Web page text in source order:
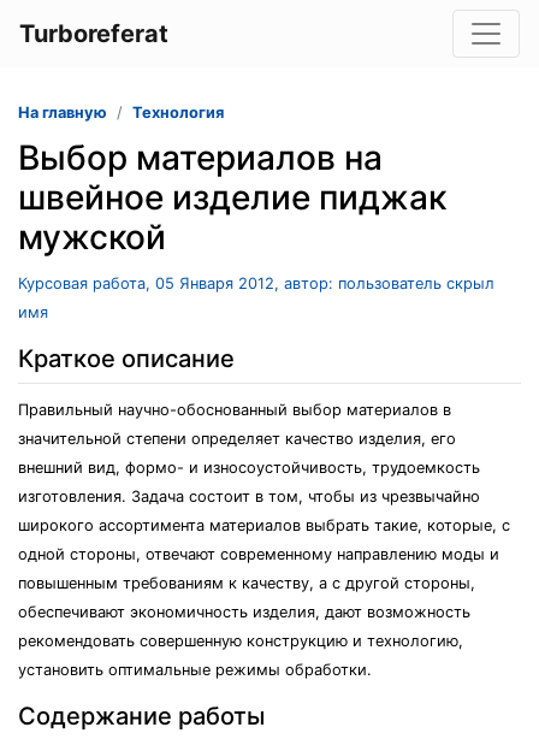
Turboreferat
На главную Технология
Выбор материалов на
швейное изделие пиджак
мужской
Курсовая работа, 05 Января 2012, автор: пользователь скрыл
имя
Краткое описание
Правильный научно-обоснованный выбор материалов в
значительной степени определяет качество изделия, его
внешний вид, формо- и износоустойчивость, трудоемкость
изготовления. Задача состоит в том, чтобы из чрезвычайно
широкого ассортимента материалов выбрать такие, которые, с
одной стороны, отвечают современному направлению моды и
повышенным требованиям к качеству, а с другой стороны,
обеспечивают экономичность изделия, дают возможность
рекомендовать совершенную конструкцию и технологию,
установить оптимальные режимы обработки.
Содержание работы